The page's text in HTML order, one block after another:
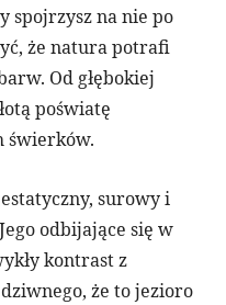
spojrzysz na nie po
że natura potrafi
Od głębokiej
poświatę
świerków.
surowy i
odbijające się w
kontrast z
że to jezioro